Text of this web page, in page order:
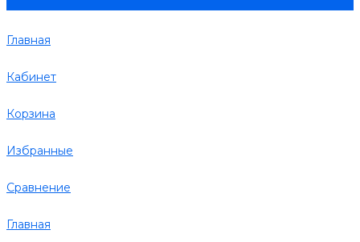
Главная
Кабинет
Корзина
Избранные
Сравнение
Главная